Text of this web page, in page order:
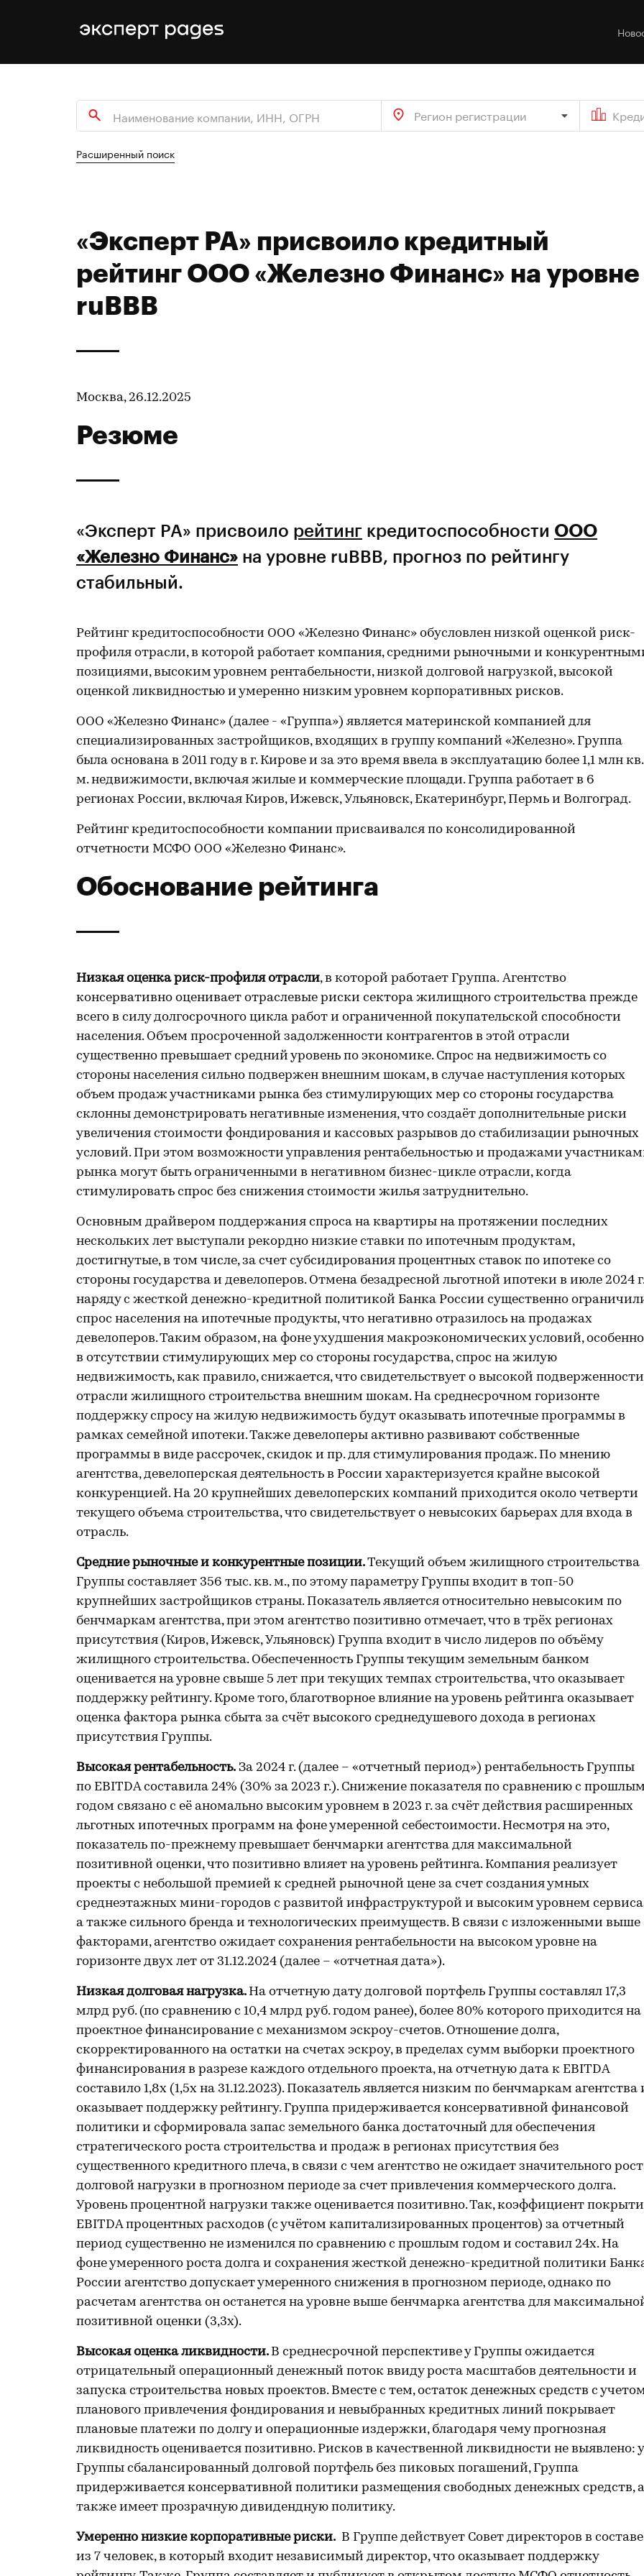
Регион регистрации
Расширенный поиск
«Эксперт РА» присвоило кредитный
рейтинг ООО «Железно Финанс» на уровне
ruBBB
Москва, 26.12.2025
Резюме
«Эксперт РА» присвоило рейтинг кредитоспособности ООО
«Железно Финанс» на уровне ruBBB, прогноз по рейтингу
стабильный.
Рейтинг кредитоспособности ООО «Железно Финанс» обусловлен низкой оценкой риск-
профиля отрасли, в которой работает компания, средними рыночными и
позициями, высоким уровнем рентабельности, низкой долговой нагрузкой, высокой
оценкой ликвидностью и умеренно низким уровнем корпоративных рисков.
ООО «Железно Финанс» (далее - «Группа») является материнской компанией для
специализированных застройщиков, входящих в группу компаний «Железно». Группа
была основана в 2011 году в г. Кирове и за это время ввела в эксплуатацию более 1,1 млн кв.
м. недвижимости, включая жилые и коммерческие площади. Группа работает в 6
регионах России, включая Киров, Ижевск, Ульяновск, Екатеринбург, Пермь и Волгоград.
Рейтинг кредитоспособности компании присваивался по консолидированной
отчетности МСФО ООО «Железно Финанс».
Обоснование рейтинга
Низкая оценка риск-профиля отрасли, в которой работает Группа. Агентство
консервативно оценивает отраслевые риски сектора жилищного строительства прежде
всего в силу долгосрочного цикла работ и ограниченной покупательской способности
населения. Объем просроченной задолженности контрагентов в этой отрасли
существенно превышает средний уровень по экономике. Спрос на недвижимость со
стороны населения сильно подвержен внешним шокам, в случае наступления которых
объем продаж участниками рынка без стимулирующих мер со стороны государства
склонны демонстрировать негативные изменения, что создаёт дополнительные риски
увеличения стоимости фондирования и кассовых разрывов до стабилизации рыночных
условий. При этом возможности управления рентабельностью и продажами
рынка могут быть ограниченными в негативном бизнес-цикле отрасли, когда
стимулировать спрос без снижения стоимости жилья затруднительно.
Основным драйвером поддержания спроса на квартиры на протяжении последних
нескольких лет выступали рекордно низкие ставки по ипотечным продуктам,
достигнутые, в том числе, за счет субсидирования процентных ставок по ипотеке со
стороны государства и девелоперов. Отмена безадресной льготной ипотеки в июле 2024 г.
наряду с жесткой денежно-кредитной политикой Банка России существенно
спрос населения на ипотечные продукты, что негативно отразилось на продажах
девелоперов. Таким образом, на фоне ухудшения макроэкономических условий, особенно
в отсутствии стимулирующих мер со стороны государства, спрос на жилую
недвижимость, как правило, снижается, что свидетельствует о высокой подверженности
отрасли жилищного строительства внешним шокам. На среднесрочном горизонте
поддержку спросу на жилую недвижимость будут оказывать ипотечные программы в
рамках семейной ипотеки. Также девелоперы активно развивают собственные
программы в виде рассрочек, скидок и пр. для стимулирования продаж. По мнению
агентства, девелоперская деятельность в России характеризуется крайне высокой
конкуренцией. На 20 крупнейших девелоперских компаний приходится около четверти
текущего объема строительства, что свидетельствует о невысоких барьерах для входа в
отрасль.
Средние рыночные и конкурентные позиции.Текущий объем жилищного строительства
Группы составляет 356 тыс. кв. м., по этому параметру Группы входит в топ-50
крупнейших застройщиков страны. Показатель является относительно невысоким по
бенчмаркам агентства, при этом агентство позитивно отмечает, что в трёх регионах
присутствия (Киров, Ижевск, Ульяновск) Группа входит в число лидеров по объёму
жилищного строительства. Обеспеченность Группы текущим земельным банком
оценивается на уровне свыше 5 лет при текущих темпах строительства, что оказывает
поддержку рейтингу. Кроме того, благотворное влияние на уровень рейтинга оказывает
оценка фактора рынка сбыта за счёт высокого среднедушевого дохода в регионах
присутствия Группы.
Высокая рентабельность. За 2024 г. (далее – «отчетный период») рентабельность Группы
по EBITDA составила 24% (30% за 2023 г.). Снижение показателя по сравнению с
годом связано с её аномально высоким уровнем в 2023 г. за счёт действия расширенных
льготных ипотечных программ на фоне умеренной себестоимости. Несмотря на это,
показатель по-прежнему превышает бенчмарки агентства для максимальной
позитивной оценки, что позитивно влияет на уровень рейтинга. Компания реализует
проекты с небольшой премией к средней рыночной цене за счет создания умных
среднеэтажных мини-городов с развитой инфраструктурой и высоким уровнем
а также сильного бренда и технологических преимуществ. В связи с изложенными выше
факторами, агентство ожидает сохранения рентабельности на высоком уровне на
горизонте двух лет от 31.12.2024 (далее – «отчетная дата»).
Низкая долговая нагрузка. На отчетную дату долговой портфель Группы составлял 17,3
млрд руб. (по сравнению с 10,4 млрд руб. годом ранее), более 80% которого приходится на
проектное финансирование c механизмом эскроу-счетов. Отношение долга,
скорректированного на остатки на счетах эскроу, в пределах сумм выборки проектного
финансирования в разрезе каждого отдельного проекта, на отчетную дата к EBITDA
составило 1,8х (1,5х на 31.12.2023). Показатель является низким по бенчмаркам агентства
оказывает поддержку рейтингу. Группа придерживается консервативной финансовой
политики и сформировала запас земельного банка достаточный для обеспечения
стратегического роста строительства и продаж в регионах присутствия без
существенного кредитного плеча, в связи с чем агентство не ожидает значительного
долговой нагрузки в прогнозном периоде за счет привлечения коммерческого долга.
Уровень процентной нагрузки также оценивается позитивно. Так, коэффициент
EBITDA процентных расходов (с учётом капитализированных процентов) за отчетный
период существенно не изменился по сравнению с прошлым годом и составил 24х. На
фоне умеренного роста долга и сохранения жесткой денежно-кредитной политики
России агентство допускает умеренного снижения в прогнозном периоде, однако по
расчетам агентства он останется на уровне выше бенчмарка агентства для
позитивной оценки (3,3х).
Высокая оценка ликвидности. В среднесрочной перспективе у Группы ожидается
отрицательный операционный денежный поток ввиду роста масштабов деятельности и
запуска строительства новых проектов. Вместе с тем, остаток денежных средств с
планового привлечения фондирования и невыбранных кредитных линий покрывает
плановые платежи по долгу и операционные издержки, благодаря чему прогнозная
ликвидность оценивается позитивно. Рисков в качественной ликвидности не выявлено: у
Группы сбалансированный долговой портфель без пиковых погашений, Группа
придерживается консервативной политики размещения свободных денежных средств, а
также имеет прозрачную дивидендную политику.
Умеренно низкие корпоративные риски. В Группе действует Совет директоров в составе
из 7 человек, в который входит независимый директор, что оказывает поддержку